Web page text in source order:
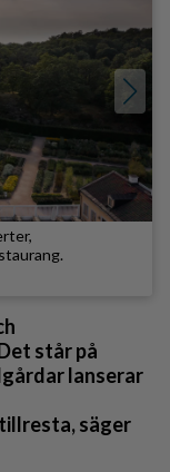
står på
lanserar
säger